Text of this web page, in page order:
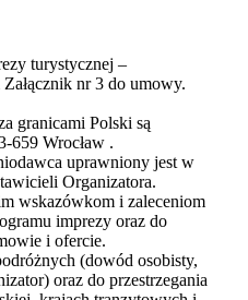
turystycznej –
nr 3 do umowy.
granicami Polski są
659 Wrocław .
uprawniony jest w
Organizatora.
wskazówkom i zaleceniom
imprezy oraz do
i ofercie.
(dowód osobisty,
oraz do przestrzegania